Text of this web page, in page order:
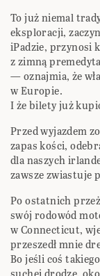
To już niemal
eksploracji,
iPadzie, przynosi
z zimną
— oznajmia, że
w Europie.
I że bilety już
Przed wyjazdem
zapas kości,
dla naszych
zawsze zwiastuje
Po ostatnich
swój rodowód
w Connecticut,
przeszedł mnie
Bo jeśli coś